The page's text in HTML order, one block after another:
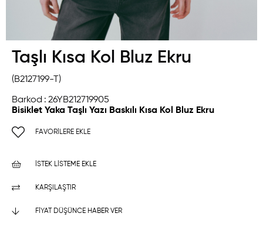
Taşlı Kısa Kol Bluz Ekru
(B2127199-T)
Barkod : 26YB212719905
Bisiklet Yaka Taşlı Yazı Baskılı Kısa Kol Bluz Ekru
FAVORILERE EKLE
İSTEK LISTEME EKLE
KARŞILAŞTIR
FIYAT DÜŞÜNCE HABER VER